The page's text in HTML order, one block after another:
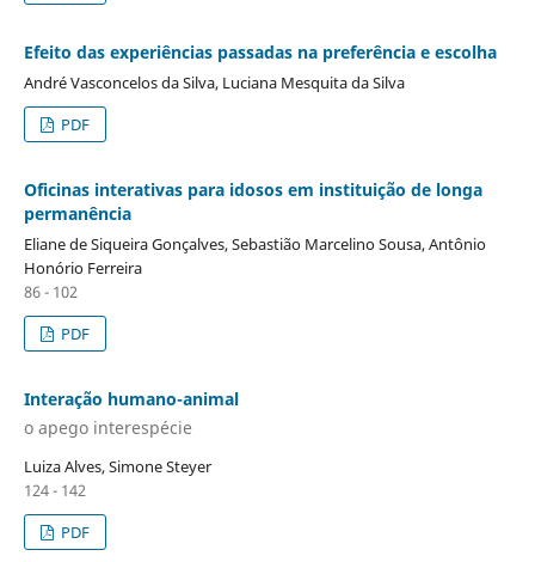
Efeito das experiências passadas na preferência e escolha
André Vasconcelos da Silva, Luciana Mesquita da Silva
PDF
Oficinas interativas para idosos em instituição de longa
permanência
Eliane de Siqueira Gonçalves, Sebastião Marcelino Sousa, Antônio
Honório Ferreira
86 - 102
PDF
Interação humano-animal
o apego interespécie
Luiza Alves, Simone Steyer
124 - 142
PDF